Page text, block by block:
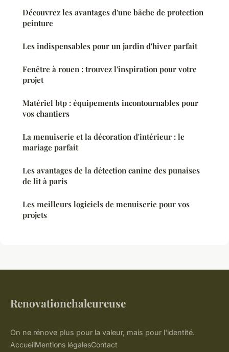
Découvrez les avantages d'une bâche de protection
peinture
Les indispensables pour un jardin d'hiver parfait
Fenêtre à rouen : trouvez l'inspiration pour votre
projet
Matériel btp : équipements incontournables pour
vos chantiers
La menuiserie et la décoration d'intérieur : le
mariage parfait
Les avantages de la détection canine des punaises
de lit à paris
Les meilleurs logiciels de menuiserie pour vos
projets
Renovationchaleureuse
On ne rénove plus pour la valeur, mais pour l'identité.
AccueilMentions légalesContact